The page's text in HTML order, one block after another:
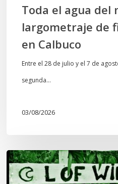
Toda el agua del
largometraje de
en Calbuco
Entre el 28 de julio y el 7 de
segunda…
03/08/2026
Lof
Winkül